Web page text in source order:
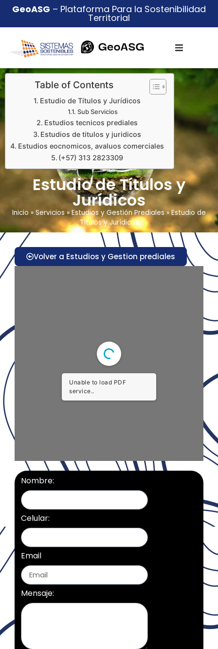
GeoASG – Plataforma Para la Sostenibilidad
Territorial
Table of Contents
Estudio de Títulos y Jurídicos
Sub Servicios
Estudios tecnicos prediales
Estudios de titulos y juridicos
Estudios eocnomicos, avaluos comerciales
(+57) 313 2823309
Estudio de Títulos y
Jurídicos
Inicio » Servicios» Estudios y Gestión Prediales»Estudio de
Títulos y Jurídicos
Volver a Estudios y Gestion prediales
Unable to load PDF
service..
Nombre:
Celular:
Email
Mensaje: